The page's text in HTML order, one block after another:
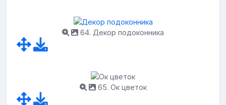
64. Декор подоконника
65. Ок цветок